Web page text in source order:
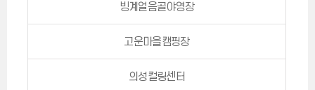
빙계얼음골야영장
고운마을캠핑장
의성컬링센터